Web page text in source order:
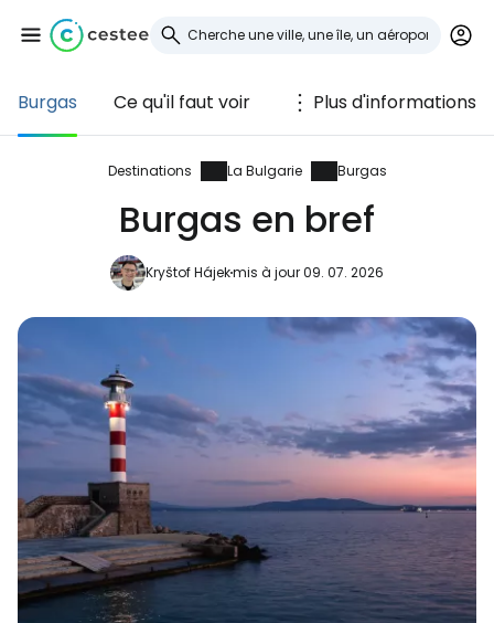
Burgas Ce qu'il faut voir Plus d'informations
Destinations La Bulgarie Burgas
Burgas en bref
Kryštof Hájekmis à jour 09. 07. 2026
Se connecter à
Cestee
... la communauté mondiale des voyageurs
Continuer avec Facebook
Poursuivre avec le courrier
électronique